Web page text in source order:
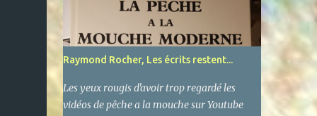
Raymond Rocher, Les écrits restent...
Les yeux rougis d'avoir trop regardé les
vidéos de pêche a la mouche sur Youtube